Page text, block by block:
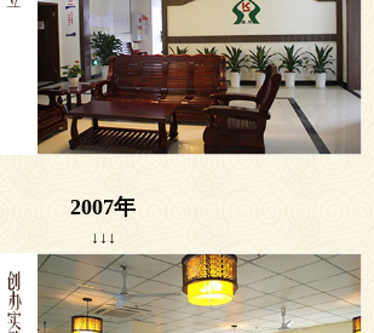
2007年
↓↓↓